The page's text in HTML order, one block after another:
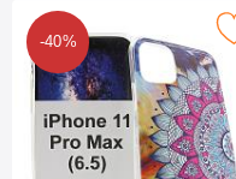
-40%
tPU Designdeksel